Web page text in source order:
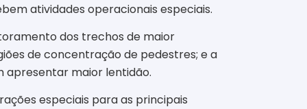
atividades operacionais especiais.
dos trechos de maior
de concentração de pedestres; e a
apresentar maior lentidão.
especiais para as principais